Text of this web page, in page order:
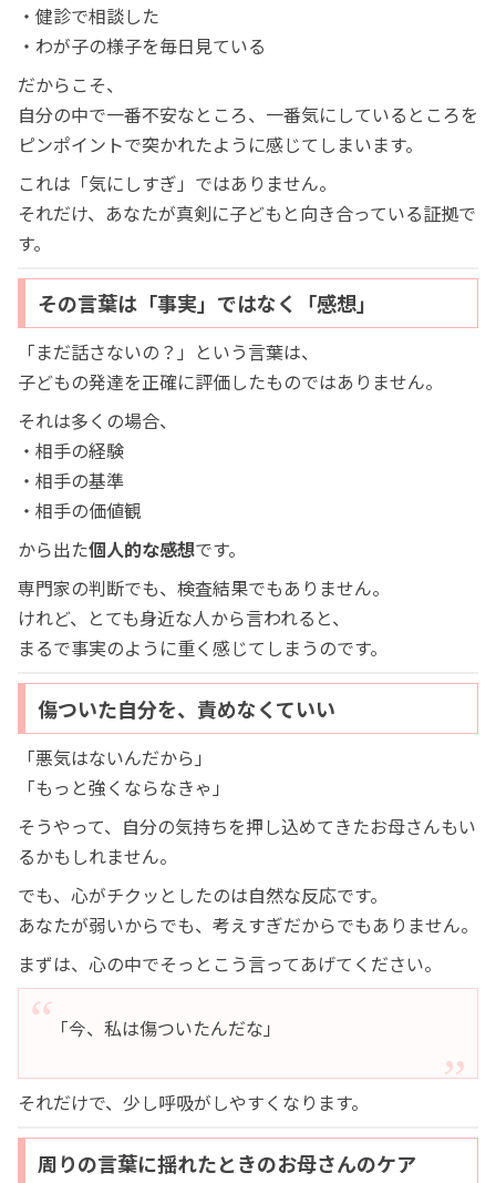
・健診で相談した
・わが子の様子を毎日見ている
だからこそ、
自分の中で一番不安なところ、一番気にしているところを
ピンポイントで突かれたように感じてしまいます。
これは「気にしすぎ」ではありません。
それだけ、あなたが真剣に子どもと向き合っている証拠で
す。
その言葉は「事実」ではなく「感想」
「まだ話さないの？」という言葉は、
子どもの発達を正確に評価したものではありません。
それは多くの場合、
・相手の経験
・相手の基準
・相手の価値観
から出た個人的な感想です。
専門家の判断でも、検査結果でもありません。
けれど、とても身近な人から言われると、
まるで事実のように重く感じてしまうのです。
傷ついた自分を、責めなくていい
「悪気はないんだから」
「もっと強くならなきゃ」
そうやって、自分の気持ちを押し込めてきたお母さんもい
るかもしれません。
でも、心がチクッとしたのは自然な反応です。
あなたが弱いからでも、考えすぎだからでもありません。
まずは、心の中でそっとこう言ってあげてください。
「今、私は傷ついたんだな」
それだけで、少し呼吸がしやすくなります。
周りの言葉に揺れたときのお母さんのケア